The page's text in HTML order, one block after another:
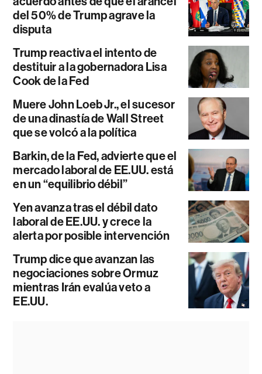
del 50% de Trump agrave la
disputa
Trump reactiva el intento de
destituir a la gobernadora Lisa
Cook de la Fed
Muere John Loeb Jr., el sucesor
de una dinastía de Wall Street
que se volcó a la política
Barkin, de la Fed, advierte que el
mercado laboral de EE.UU. está
en un “equilibrio débil”
Yen avanza tras el débil dato
laboral de EE.UU. y crece la
alerta por posible intervención
Trump dice que avanzan las
negociaciones sobre Ormuz
mientras Irán evalúa veto a
EE.UU.